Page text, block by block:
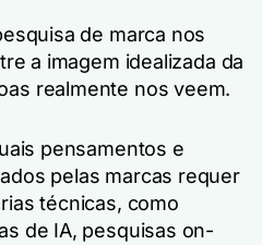
de marca nos
a imagem idealizada da
realmente nos veem.
pensamentos e
pelas marcas requer
técnicas, como
de IA, pesquisas on-